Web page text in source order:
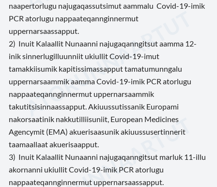
naapertorlugu najugaqassutsimut aammalu Covid-19-imik
PCR atorlugu nappaateqannginnermut
uppernarsaassapput.
2) Inuit Kalaallit Nunaanni najugaqanngitsut aamma 12-
inik sinnerlugilluunniit ukiullit Covid-19-imut
tamakkiisumik kapitissimassapput tamatumunngalu
uppernarsaammik aamma Covid-19-imik PCR atorlugu
nappaateqannginnermut uppernarsaammik
takutitsisinnaassapput. Akiuussutissanik Europami
nakorsaatinik nakkutilliisuniit, European Medicines
Agencymit (EMA) akuerisaasunik akiuussusertinnerit
taamaallaat akuerisaapput.
3) Inuit Kalaallit Nunaanni najugaqanngitsut marluk 11-illu
akornanni ukiullit Covid-19-imik PCR atorlugu
nappaateqannginnermut uppernarsaassapput.